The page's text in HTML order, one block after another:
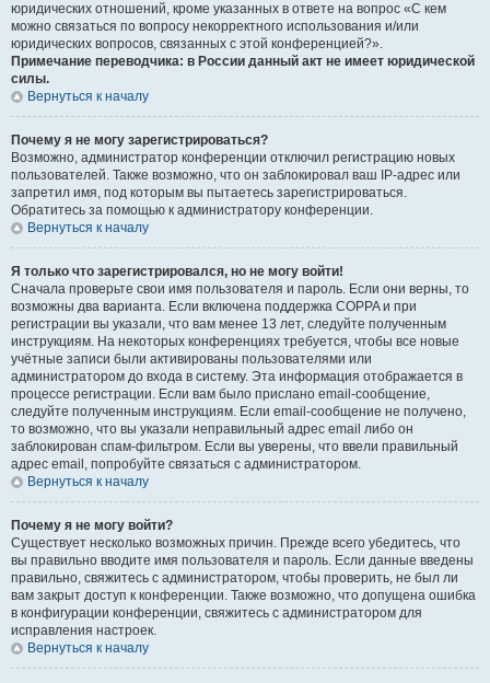
юридических отношений, кроме указанных в ответе на вопрос «С кем
можно связаться по вопросу некорректного использования и/или
юридических вопросов, связанных с этой конференцией?».
Примечание переводчика: в России данный акт не имеет юридической
силы.
Вернуться к началу
Почему я не могу зарегистрироваться?
Возможно, администратор конференции отключил регистрацию новых
пользователей. Также возможно, что он заблокировал ваш IP-адрес или
запретил имя, под которым вы пытаетесь зарегистрироваться.
Обратитесь за помощью к администратору конференции.
Вернуться к началу
Я только что зарегистрировался, но не могу войти!
Сначала проверьте свои имя пользователя и пароль. Если они верны, то
возможны два варианта. Если включена поддержка COPPA и при
регистрации вы указали, что вам менее 13 лет, следуйте полученным
инструкциям. На некоторых конференциях требуется, чтобы все новые
учётные записи были активированы пользователями или
администратором до входа в систему. Эта информация отображается в
процессе регистрации. Если вам было прислано email-сообщение,
следуйте полученным инструкциям. Если email-сообщение не получено,
то возможно, что вы указали неправильный адрес email либо он
заблокирован спам-фильтром. Если вы уверены, что ввели правильный
адрес email, попробуйте связаться с администратором.
Вернуться к началу
Почему я не могу войти?
Существует несколько возможных причин. Прежде всего убедитесь, что
вы правильно вводите имя пользователя и пароль. Если данные введены
правильно, свяжитесь с администратором, чтобы проверить, не был ли
вам закрыт доступ к конференции. Также возможно, что допущена ошибка
в конфигурации конференции, свяжитесь с администратором для
исправления настроек.
Вернуться к началу